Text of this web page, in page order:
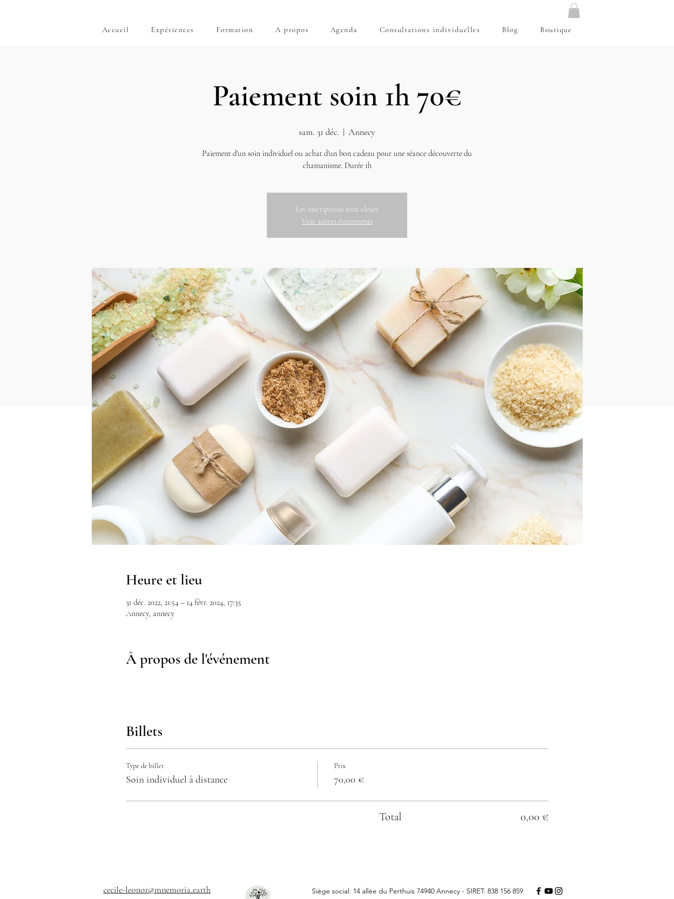
Accueil Expériences Formation A propos Agenda Consultations individuelles Blog Boutique
Paiement soin 1h 70€
sam. 31 déc.
  |
Annecy
Paiement d'un soin individuel ou achat d'un bon cadeau pour une séance découverte du
chamanisme. Durée 1h
Les inscriptions sont closes
Voir autres événements
Heure et lieu
31 déc. 2022, 21:54 – 14 févr. 2024, 17:35
Annecy, annecy
À propos de l'événement
Billets
Type de billet
Soin individuel à distance
Prix
70,00 €
Total 0,00 €
cecile-leonor@mnemoria.earth Siège social: 14 allée du Perthuis 74940 Annecy - SIRET: 838 156 859